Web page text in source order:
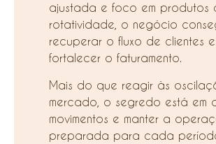
ajustada e foco em produtos
rotatividade, o negócio
recuperar o fluxo de clientes e
fortalecer o faturamento.
Mais do que reagir às
mercado, o segredo está em
movimentos e manter a
preparada para cada